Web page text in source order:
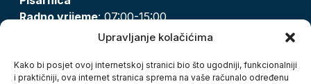
Upravljanje kolačićima
Kako bi posjet ovoj internetskoj stranici bio što ugodniji, funkcionalniji
i praktičniji, ova internet stranica sprema na vaše računalo određenu
Radno vrijeme: 07:00-15:00
pisarnica@karlovac.hr